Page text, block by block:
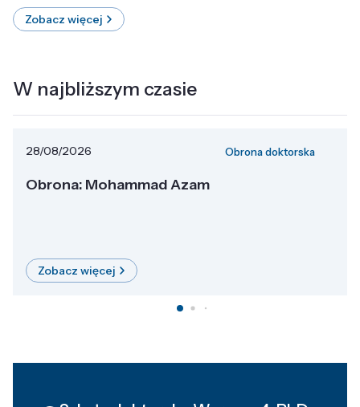
Zobacz więcej
W najbliższym czasie
28/08/2026 Obrona doktorska
Obrona: Mohammad Azam
Zobacz więcej